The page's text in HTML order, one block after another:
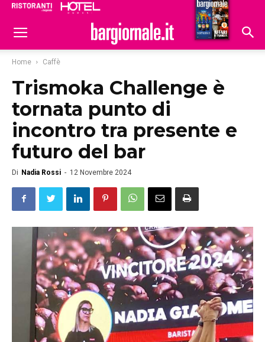
Hoteldomani
Home Caffè
Trismoka Challenge è
tornata punto di
incontro tra presente e
futuro del bar
Di Nadia Rossi - 12 Novembre 2024